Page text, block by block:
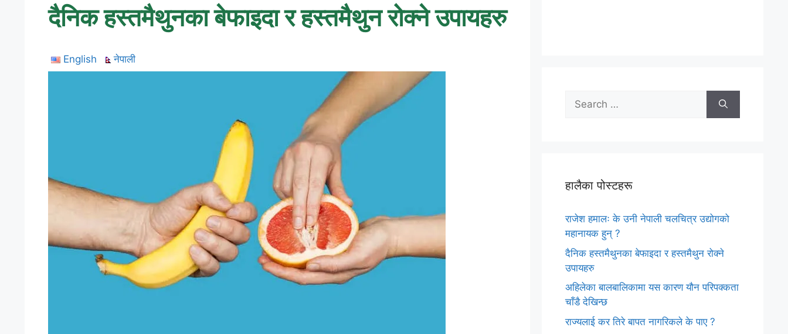
दैनिक हस्तमैथुनका बेफाइदा र हस्तमैथुन रोक्ने उपायहरु
English नेपाली
Search
for:
हालैका पोस्टहरू
राजेश हमालः के उनी नेपाली चलचित्र उद्योगको
महानायक हुन् ?
दैनिक हस्तमैथुनका बेफाइदा र हस्तमैथुन रोक्ने
उपायहरु
अहिलेका बालबालिकामा यस कारण यौन परिपक्कता
चाँडै देखिन्छ
राज्यलाई कर तिरे बापत नागरिकले के पाए ?